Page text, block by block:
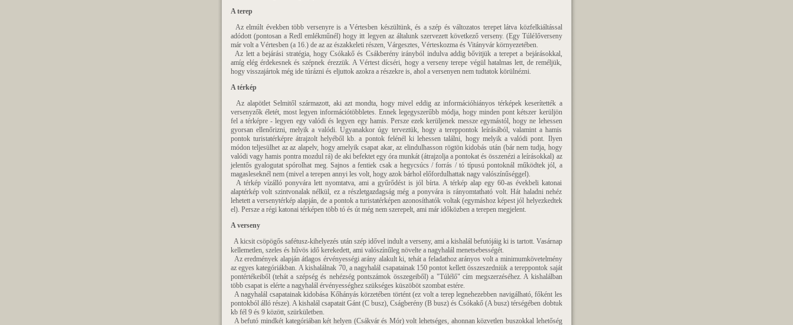
A terep
Az elmúlt években több versenyre is a Vértesben készültünk, és a szép és változatos terepet látva közfelkiáltással
adódott (pontosan a Redl emlékműnél) hogy itt legyen az általunk szervezett következő verseny. (Egy Túlélőverseny
már volt a Vértesben (a 16.) de az az északkeleti részen, Várgesztes, Vérteskozma és Vitányvár környezetében.
Az lett a bejárási stratégia, hogy Csókakő és Csákberény irányból indulva addig bővitjük a terepet a bejárásokkal,
amíg elég érdekesnek és szépnek érezzük. A Vértest dícséri, hogy a verseny terepe végül hatalmas lett, de reméljük,
hogy visszajártok még ide túrázni és eljuttok azokra a részekre is, ahol a versenyen nem tudtatok körülnézni.
A térkép
Az alapötlet Selmitől származott, aki azt mondta, hogy mivel eddig az információhiányos térképek keserítették a
versenyzők életét, most legyen információtöbbletes. Ennek legegyszerűbb módja, hogy minden pont kétszer kerüljön
fel a térképre - legyen egy valódi és legyen egy hamis. Persze ezek kerüljenek messze egymástól, hogy ne lehessen
gyorsan ellenőrizni, melyik a valódi. Ugyanakkor úgy terveztük, hogy a tereppontok leírásából, valamint a hamis
pontok turistatérképre átrajzolt helyéből kb. a pontok felénél ki lehessen találni, hogy melyik a valódi pont. Ilyen
módon teljesülhet az az alapelv, hogy amelyik csapat akar, az elindulhasson rögtön kidobás után (bár nem tudja, hogy
valódi vagy hamis pontra mozdul rá) de aki befektet egy óra munkát (átrajzolja a pontokat és összenézi a leírásokkal) az
jelentős gyalogutat spórolhat meg. Sajnos a fentiek csak a hegycsúcs / forrás / tó típusú pontoknál működtek jól, a
magasleseknél nem (mivel a terepen annyi les volt, hogy azok bárhol előfordulhattak nagy valószínűséggel).
A térkép vízálló ponyvára lett nyomtatva, ami a gyűrődést is jól bírta. A térkép alap egy 60-as évekbeli katonai
alaptérkép volt szintvonalak nélkül, ez a részletgazdagság még a ponyvára is rányomtatható volt. Hát haladni nehéz
lehetett a versenytérkép alapján, de a pontok a turistatérképen azonosíthatók voltak (egymáshoz képest jól helyezkedtek
el). Persze a régi katonai térképen több tó és út még nem szerepelt, ami már időközben a terepen megjelent.
A verseny
A kicsit csöpögős safétusz-kihelyezés után szép idővel indult a verseny, ami a kishalál befutójáig ki is tartott. Vasárnap
kellemetlen, szeles és hűvös idő kerekedett, ami valószínűleg növelte a nagyhalál menetsebességét.
Az eredmények alapján átlagos érvényességi arány alakult ki, tehát a feladathoz arányos volt a minimumkövetelmény
az egyes kategóriákban. A kishalálnak 70, a nagyhalál csapatainak 150 pontot kellett összeszedniük a tereppontok saját
pontértékeiből (tehát a szépség és nehézség pontszámok összegeiből) a "Túlélő" cím megszerzéséhez. A kishalálban
több csapat is elérte a nagyhalál érvényességhez szükséges küszöböt szombat estére.
A nagyhalál csapatainak kidobása Kőhányás körzetében történt (ez volt a terep legnehezebben navigálható, főként les
pontokból álló része). A kishalál csapatait Gánt (C busz), Cságberény (B busz) és Csókakő (A busz) térségében dobtuk
kb fél 9 és 9 között, szürkületben.
A befutó mindkét kategóriában két helyen (Csákvár és Mór) volt lehetséges, ahonnan közvetlen buszokkal lehetőség